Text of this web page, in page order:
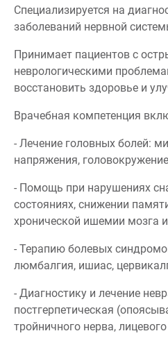
Специализируется на
заболеваний нервной
Принимает пациентов с
неврологическими
восстановить здоровье и
Врачебная компетенция
- Лечение головных болей:
напряжения,
- Помощь при нарушениях
состояниях, снижении
хронической ишемии мозга
- Терапию болевых
люмбалгия, ишиас,
- Диагностику и лечение
постгерпетическая
тройничного нерва,